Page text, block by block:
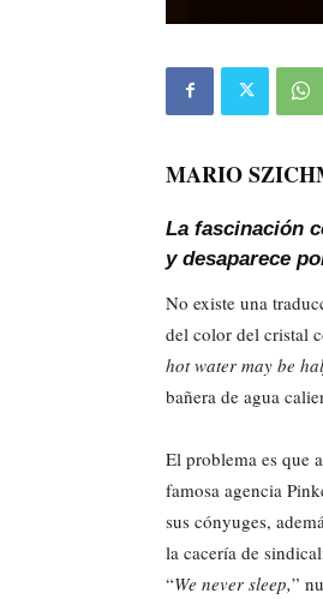
MARIO
La fascinación
y desaparece
No existe una
del color del cristal
hot water may be
bañera de agua
El problema es que
famosa agencia
sus cónyuges,
la cacería de
“We never sleep,”